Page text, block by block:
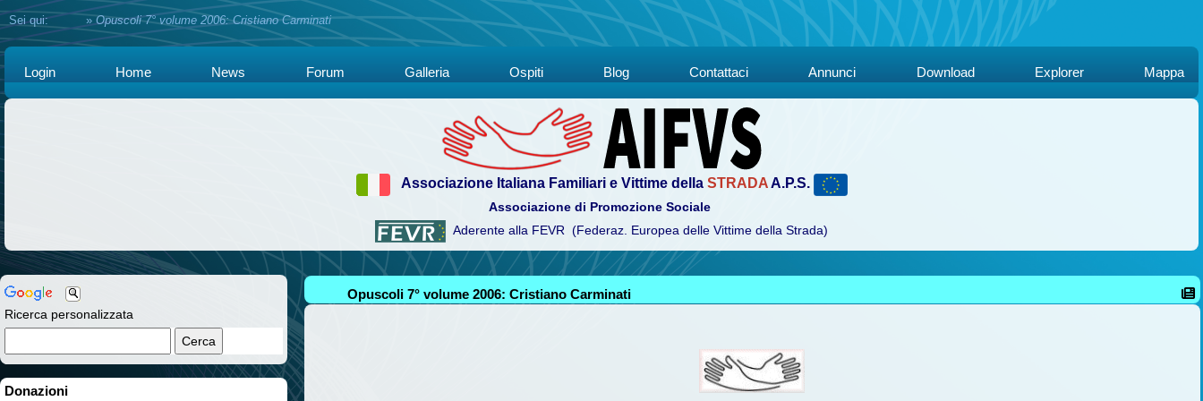
Sei qui:Home »Opuscoli 7° volume 2006: Cristiano Carminati
Login Home News Forum Galleria Ospiti Blog Contattaci Annunci Download Explorer Mappa
Associazione Italiana Familiari e Vittime della STRADAA.P.S.
Associazione di Promozione Sociale
Aderente alla FEVR (Federaz. Europea delle Vittime della Strada)
Ricerca personalizzata
Donazioni
Opuscoli 7° volume 2006: Cristiano Carminati